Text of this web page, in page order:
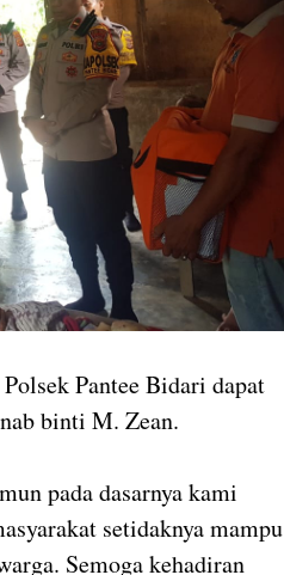
Pantee Bidari dapat
binti M. Zean.
pada dasarnya kami
setidaknya mampu
Semoga kehadiran